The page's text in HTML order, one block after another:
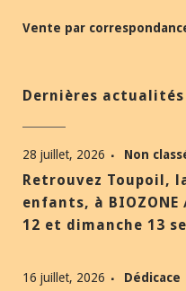
Vente par
Dernières actualités
28 juillet, 2026 Non
Retrouvez Toupoil,
enfants, à
12 et dimanche 13
16 juillet, 2026 Dédicace